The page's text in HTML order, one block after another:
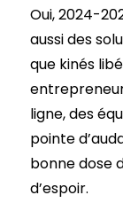
Oui, 2024-
aussi des
que kinés
ligne, des
pointe
bonne dose
d’espoir.